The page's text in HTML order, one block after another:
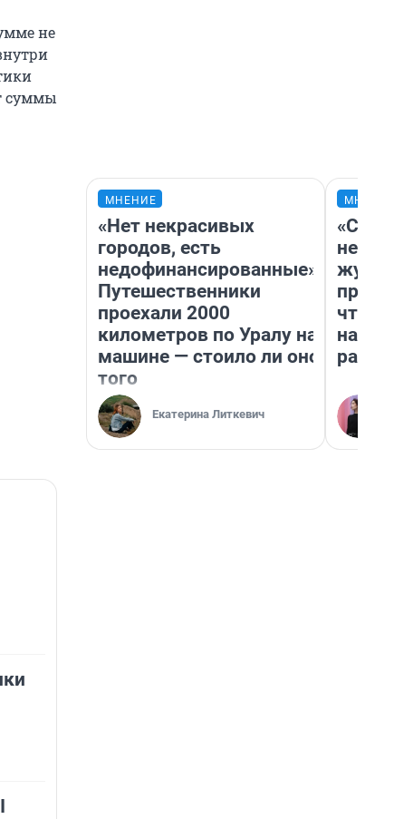
не
суммы
МНЕНИЕ
«Нет некрасивых
городов, есть
недофинансированные».
Путешественники
проехали 2000
километров по Уралу на
машине — стоило ли оно
того
Екатерина Литкевич
на
ради